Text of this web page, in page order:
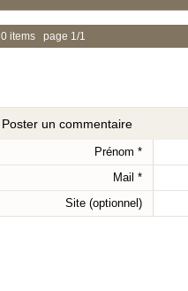
0 items page 1/1
Poster un commentaire
Prénom *
Mail *
Site (optionnel)